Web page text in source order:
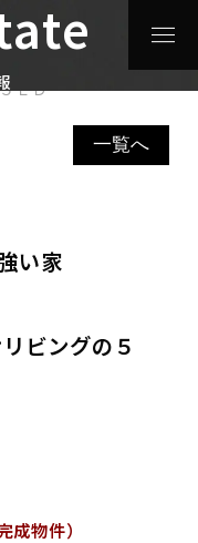
震に強い家
ＬＤ
一覧へ
い家
ビングの５
物件）